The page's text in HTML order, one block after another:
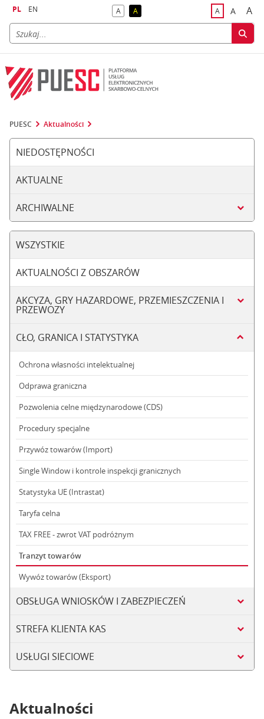
PL EN Akontrast domyślny
Akontrast żółty tekst na czarnym tle
Adomyślna
A A
PUESC Aktualności
NIEDOSTĘPNOŚCI
AKTUALNE
ARCHIWALNE
WSZYSTKIE
AKTUALNOŚCI Z OBSZARÓW
AKCYZA, GRY HAZARDOWE, PRZEMIESZCZENIA I
PRZEWOZY
CŁO, GRANICA I STATYSTYKA
Ochrona własności intelektualnej
Odprawa graniczna
Pozwolenia celne międzynarodowe (CDS)
Procedury specjalne
Przywóz towarów (Import)
Single Window i kontrole inspekcji granicznych
Statystyka UE (Intrastat)
Taryfa celna
TAX FREE - zwrot VAT podróżnym
Tranzyt towarów
Wywóz towarów (Eksport)
OBSŁUGA WNIOSKÓW I ZABEZPIECZEŃ
STREFA KLIENTA KAS
USŁUGI SIECIOWE
Aktualności